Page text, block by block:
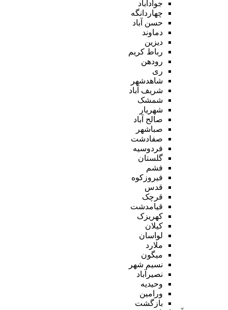
جوادآباد
چهاردانگه
حسن آباد
دماوند
دیزین
رباط کریم
رودهن
ری
شاهدشهر
شریف آباد
شمشک
شهریار
صالح آباد
صباشهر
صفادشت
فردوسیه
گلستان
فشم
فیروزکوه
قدس
قرچک
قیامدشت
کهریزک
کیلان
لواسان
ملارد
میگون
نسیم شهر
نصیرآباد
وحیدیه
ورامین
بازگشت